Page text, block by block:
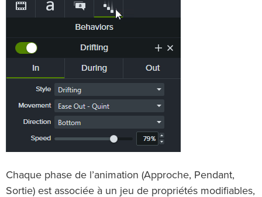
Chaque phase de l’animation (Approche, Pendant,
Sortie) est associée à un jeu de propriétés modifiables,